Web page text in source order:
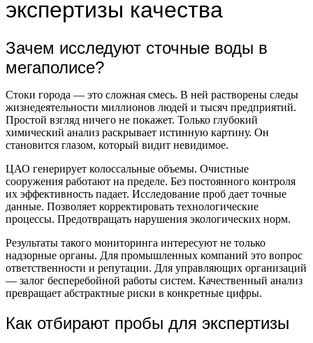
экспертизы качества
Зачем исследуют сточные воды в
мегаполисе?
Стоки города — это сложная смесь. В ней растворены следы
жизнедеятельности миллионов людей и тысяч предприятий.
Простой взгляд ничего не покажет. Только глубокий
химический анализ раскрывает истинную картину. Он
становится глазом, который видит невидимое.
ЦАО генерирует колоссальные объемы. Очистные
сооружения работают на пределе. Без постоянного контроля
их эффективность падает. Исследование проб дает точные
данные. Позволяет корректировать технологические
процессы. Предотвращать нарушения экологических норм.
Результаты такого мониторинга интересуют не только
надзорные органы. Для промышленных компаний это вопрос
ответственности и репутации. Для управляющих организаций
— залог бесперебойной работы систем. Качественный анализ
превращает абстрактные риски в конкретные цифры.
Как отбирают пробы для экспертизы